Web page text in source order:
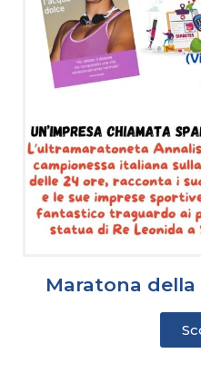
Maratona della